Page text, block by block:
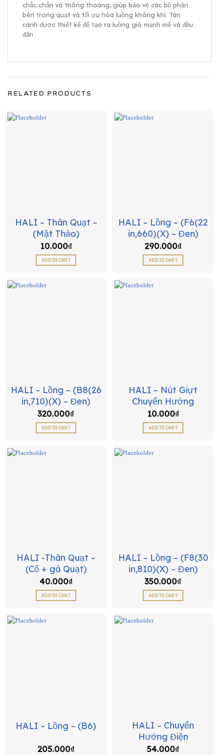
chắc chắn và thông thoáng, giúp bảo vệ các bộ phận
bên trong quạt và tối ưu hóa luồng không khí. Tán
cánh được thiết kế để tạo ra luồng gió mạnh mẽ và đều
đặn
RELATED PRODUCTS
HALI – Thân Quạt –
(Mặt Thảo)
10.000₫
ADD TO CART
HALI – Lồng – (F6(22
in,660)(X) – Đen)
290.000₫
ADD TO CART
HALI – Lồng – (B8(26
in,710)(X) – Đen)
320.000₫
ADD TO CART
HALI – Nút Giựt
Chuyển Hướng
10.000₫
ADD TO CART
HALI -Thân Quạt –
(Cổ + gá Quạt)
40.000₫
ADD TO CART
HALI – Lồng – (F8(30
in,810)(X) – Đen)
350.000₫
ADD TO CART
HALI – Lồng – (B6)
205.000₫
HALI – Chuyển
Hướng Điện
54.000₫